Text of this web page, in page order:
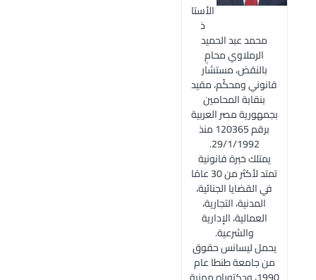
الأستا
ذ
محمد عبد الحميد
الرملاوي محامٍ
بالنقض، مستشار
قانوني ومحكّم، مقيد
بنقابة المحامين
بجمهورية مصر العربية
برقم 120365 منذ
29/1/1992.
يمتلك خبرة قانونية
تمتد لأكثر من 30 عامًا
في القضايا الجنائية،
المدنية، التجارية،
العمالية، الإدارية
والشرعية.
يحمل ليسانس حقوق
من جامعة طنطا عام